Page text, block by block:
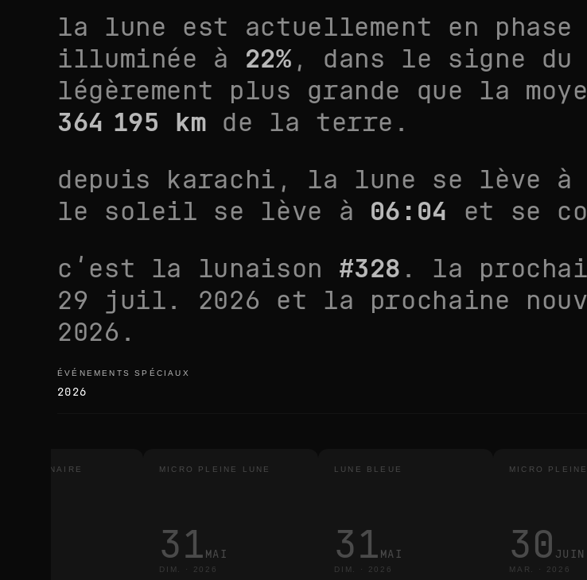
la lune est actuellement en phase
illuminée à 22% , dans le signe du
légèrement plus grande que la
364 195 km de la terre.
depuis karachi , la lune se lève à
le soleil se lève à 06:04 et se
c’est la lunaison #328 . la
29 juil. 2026 et la prochaine
2026 .
événements spéciaux
ÉVÉNEMENTS SPÉCIAUX
2026
LUNAIRE
MICRO PLEINE LUNE
31 MAI
DIM. · 2026
LUNE BLEUE
31 MAI
DIM. · 2026
MICRO
30 JUIN
MAR. · 2026